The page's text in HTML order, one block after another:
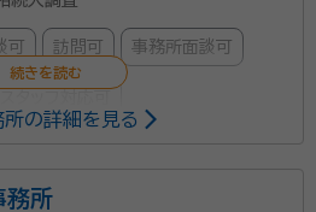
可 訪問可 事務所面談可
取引士
所の詳細を見る
務所